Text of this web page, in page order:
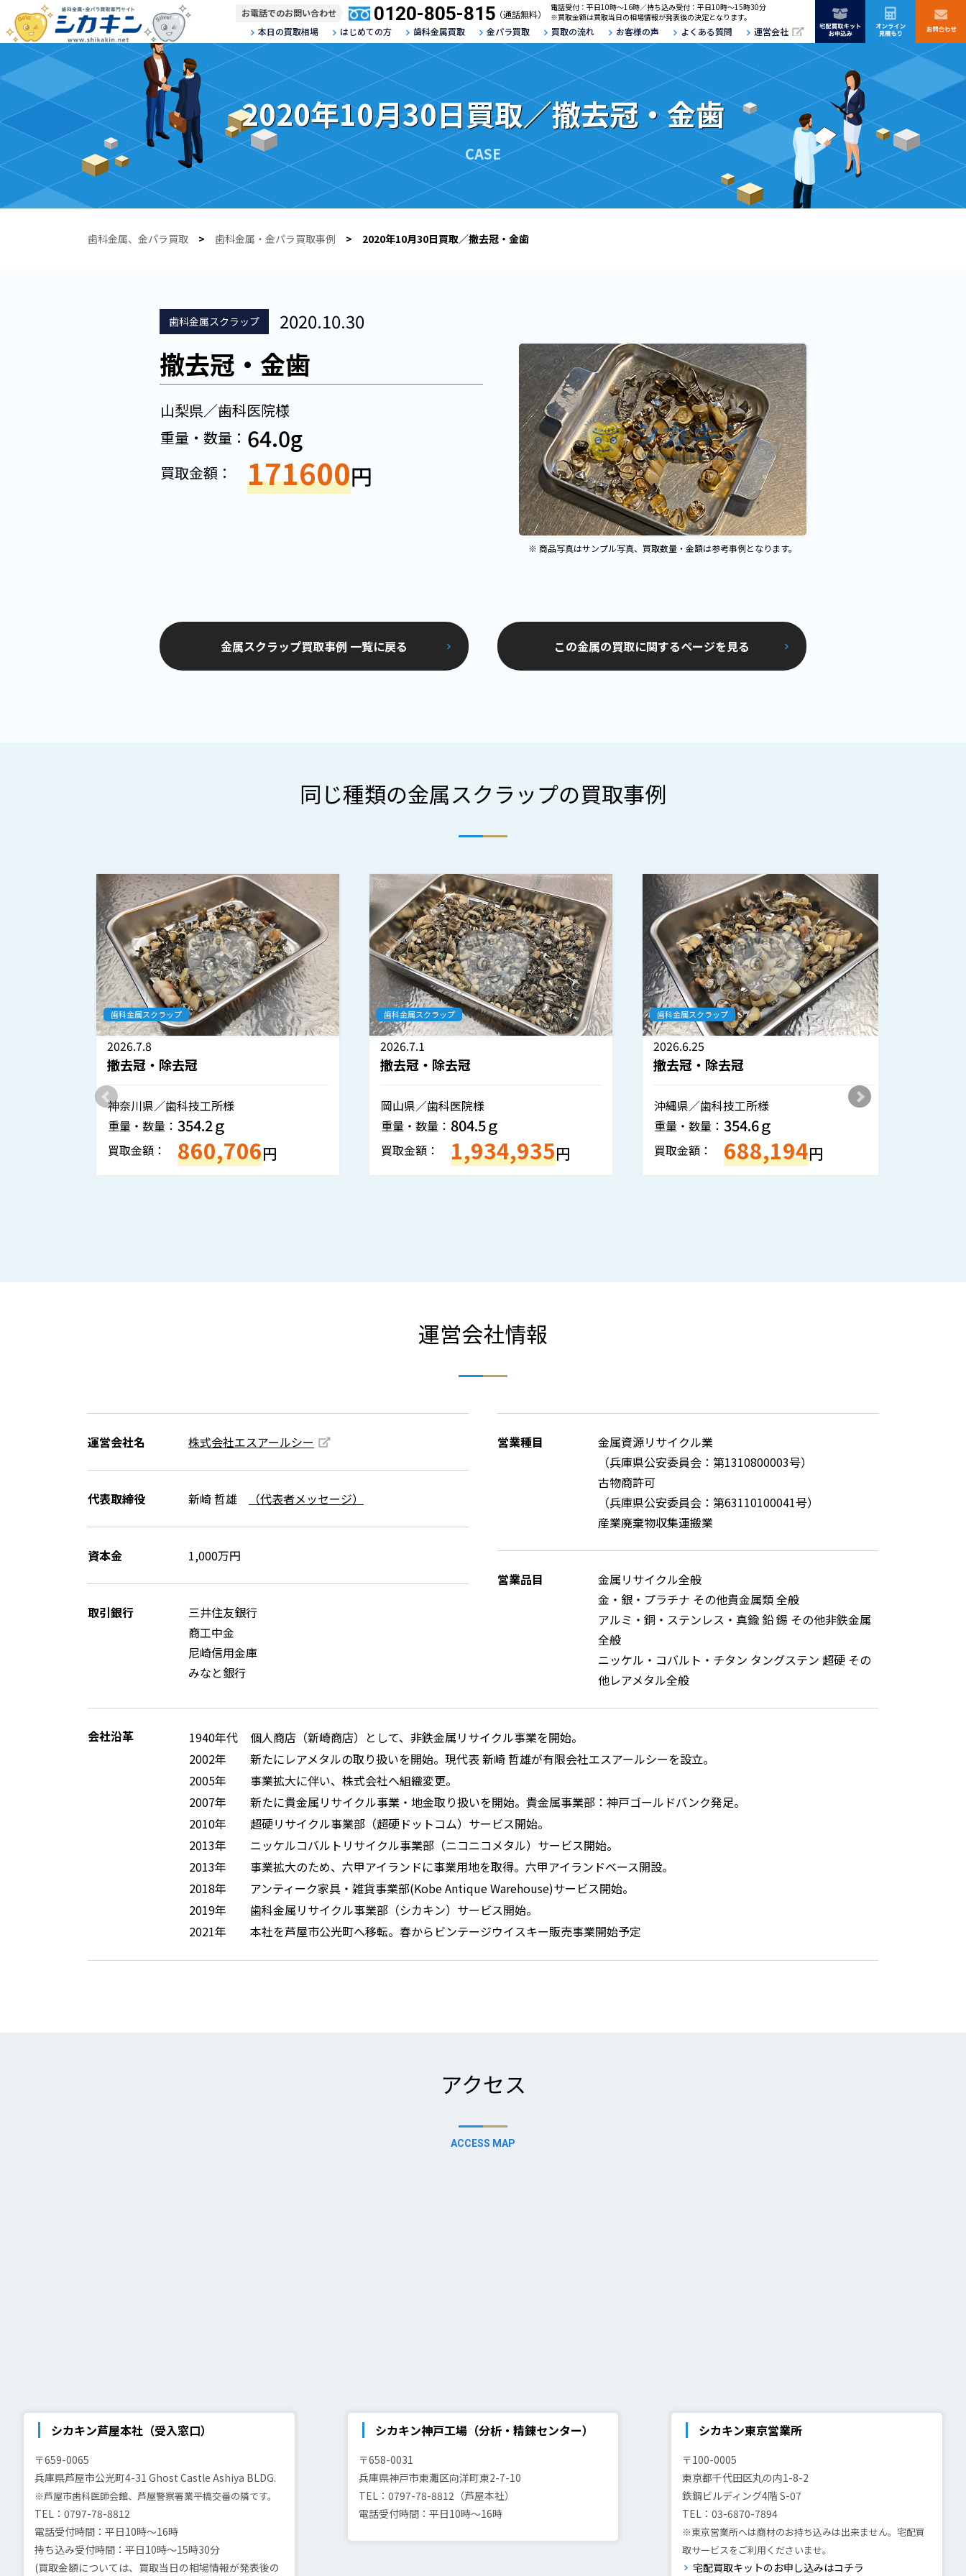
お電話でのお問い合わせ 0120-805-815（通話無料）
電話受付：平日10時～16時／持ち込み受付：平日10時～15時30分
※買取金額は買取当日の相場情報が発表後の決定となります。
本日の買取相場 はじめての方 歯科金属買取 金パラ買取 買取の流れ お客様の声 よくある質問 運営会社
2020年10月30日買取／撤去冠・金歯
CASE
歯科金属、金パラ買取 > 歯科金属・金パラ買取事例 > 2020年10月30日買取／撤去冠・金歯
歯科金属スクラップ 2020.10.30
※ 商品写真はサンプル写真、買取数量・金額は参考事例となります。
撤去冠・金歯
山梨県／歯科医院様
重量・数量： 64.0g
買取金額： 171600円
金属スクラップ買取事例 一覧に戻る この金属の買取に関するページを見る
同じ種類の金属スクラップの買取事例
歯科金属スクラップ
2026.7.8
撤去冠・除去冠
神奈川県／歯科技工所様
重量・数量： 354.2ｇ
買取金額： 860,706円
歯科金属スクラップ
2026.7.1
撤去冠・除去冠
岡山県／歯科医院様
重量・数量： 804.5ｇ
買取金額： 1,934,935円
歯科金属スクラップ
2026.6.25
撤去冠・除去冠
沖縄県／歯科技工所様
重量・数量： 354.6ｇ
買取金額： 688,194円
運営会社情報
運営会社名 株式会社エスアールシー
代表取締役 新崎 哲雄 （代表者メッセージ）
資本金 1,000万円
取引銀行
三井住友銀行
商工中金
尼崎信用金庫
みなと銀行
営業種目
金属資源リサイクル業
（兵庫県公安委員会：第1310800003号）
古物商許可
（兵庫県公安委員会：第63110100041号）
産業廃棄物収集運搬業
営業品目
金属リサイクル全般
金・銀・プラチナ その他貴金属類 全般
アルミ・銅・ステンレス・真鍮 鉛 錫 その他非鉄金属
全般
ニッケル・コバルト・チタン タングステン 超硬 その
他レアメタル全般
会社沿革 1940年代
個人商店（新崎商店）として、非鉄金属リサイクル事業を開始。
2002年
新たにレアメタルの取り扱いを開始。現代表 新崎 哲雄が有限会社エスアールシーを設立。
2005年
事業拡大に伴い、株式会社へ組織変更。
2007年
新たに貴金属リサイクル事業・地金取り扱いを開始。貴金属事業部：神戸ゴールドバンク発足。
2010年
超硬リサイクル事業部（超硬ドットコム）サービス開始。
2013年
ニッケルコバルトリサイクル事業部（ニコニコメタル）サービス開始。
2013年
事業拡大のため、六甲アイランドに事業用地を取得。六甲アイランドベース開設。
2018年
アンティーク家具・雑貨事業部(Kobe Antique Warehouse)サービス開始。
2019年
歯科金属リサイクル事業部（シカキン）サービス開始。
2021年
本社を芦屋市公光町へ移転。春からビンテージウイスキー販売事業開始予定
アクセス
ACCESS MAP
シカキン芦屋本社（受入窓口）
〒659-0065
兵庫県芦屋市公光町4-31Ghost Castle Ashiya BLDG.
※芦屋市歯科医師会館、芦屋警察署業平橋交番の隣です。
TEL：0797-78-8812
電話受付時間：平日10時～16時
持ち込み受付時間：平日10時～15時30分
(買取金額については、買取当日の相場情報が発表後の
シカキン神戸工場（分析・精錬センター）
〒658-0031
兵庫県神戸市東灘区向洋町東2-7-10
TEL：0797-78-8812（芦屋本社）
電話受付時間：平日10時～16時
シカキン東京営業所
〒100-0005
東京都千代田区丸の内1-8-2
鉄鋼ビルディング4階 S-07
TEL：03-6870-7894
※東京営業所へは商材のお持ち込みは出来ません。宅配買
取サービスをご利用くださいませ。
宅配買取キットのお申し込みはコチラ